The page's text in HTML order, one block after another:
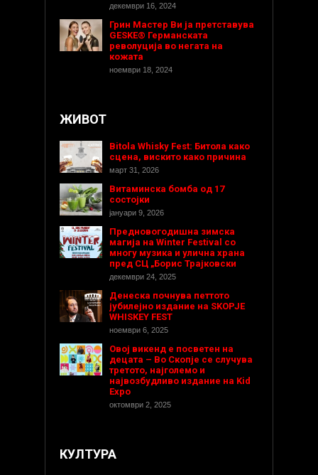
декември 16, 2024
Грин Мастер Ви ја претставува
GESKE® Германската
револуција во негата на
кожата
ноември 18, 2024
ЖИВОТ
Bitola Whisky Fest: Битола како
сцена, вискито како причина
март 31, 2026
Витаминска бомба од 17
состојки
јануари 9, 2026
Предновогодишнa зимска
магија на Winter Festival со
многу музика и улична храна
пред СЦ „Борис Трајковски
декември 24, 2025
Денеска почнува петтото
јубилејно издание на SKOPJE
WHISKEY FEST
ноември 6, 2025
Овој викенд е посветен на
децата – Во Скопје се случува
третото, најголемо и
највозбудливо издание на Kid
Expo
октомври 2, 2025
КУЛТУРА